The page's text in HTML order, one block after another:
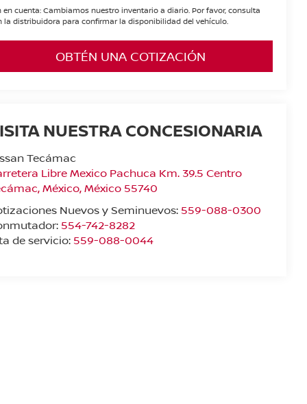
en cuenta: Cambiamos nuestro inventario a diario. Por favor, consulta
la distribuidora para confirmar la disponibilidad del vehículo.
OBTÉN UNA COTIZACIÓN
NUESTRA CONCESIONARIA
Tecámac
Libre Mexico Pachuca Km. 39.5 Centro
,México, México 55740
Nuevos y Seminuevos: 559-088-0300
554-742-8282
de servicio: 559-088-0044